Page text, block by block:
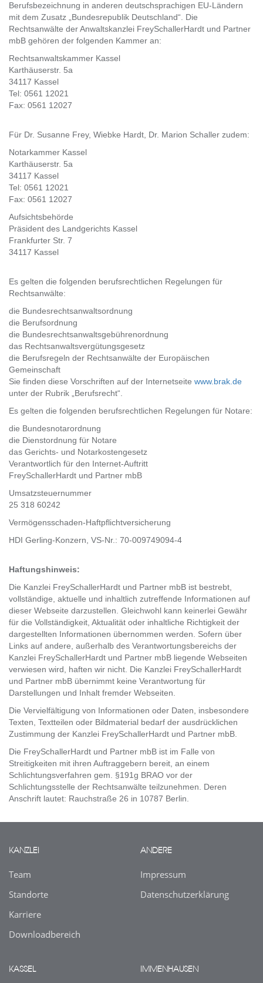
Berufsbezeichnung in anderen deutschsprachigen EU-Ländern
mit dem Zusatz „Bundesrepublik Deutschland“. Die
Rechtsanwälte der Anwaltskanzlei FreySchallerHardt und Partner
mbB gehören der folgenden Kammer an:
Rechtsanwaltskammer Kassel
Karthäuserstr. 5a
34117 Kassel
Tel: 0561 12021
Fax: 0561 12027
Für Dr. Susanne Frey, Wiebke Hardt, Dr. Marion Schaller zudem:
Notarkammer Kassel
Karthäuserstr. 5a
34117 Kassel
Tel: 0561 12021
Fax: 0561 12027
Aufsichtsbehörde
Präsident des Landgerichts Kassel
Frankfurter Str. 7
34117 Kassel
Es gelten die folgenden berufsrechtlichen Regelungen für
Rechtsanwälte:
die Bundesrechtsanwaltsordnung
die Berufsordnung
die Bundesrechtsanwaltsgebührenordnung
das Rechtsanwaltsvergütungsgesetz
die Berufsregeln der Rechtsanwälte der Europäischen
Gemeinschaft
Sie finden diese Vorschriften auf der Internetseite www.brak.de
unter der Rubrik „Berufsrecht“.
Es gelten die folgenden berufsrechtlichen Regelungen für Notare:
die Bundesnotarordnung
die Dienstordnung für Notare
das Gerichts- und Notarkostengesetz
Verantwortlich für den Internet-Auftritt
FreySchallerHardt und Partner mbB
Umsatzsteuernummer
25 318 60242
Vermögensschaden-Haftpflichtversicherung
HDI Gerling-Konzern, VS-Nr.: 70-009749094-4
Haftungshinweis:
Die Kanzlei FreySchallerHardt und Partner mbB ist bestrebt,
vollständige, aktuelle und inhaltlich zutreffende Informationen auf
dieser Webseite darzustellen. Gleichwohl kann keinerlei Gewähr
für die Vollständigkeit, Aktualität oder inhaltliche Richtigkeit der
dargestellten Informationen übernommen werden. Sofern über
Links auf andere, außerhalb des Verantwortungsbereichs der
Kanzlei FreySchallerHardt und Partner mbB liegende Webseiten
verwiesen wird, haften wir nicht. Die Kanzlei FreySchallerHardt
und Partner mbB übernimmt keine Verantwortung für
Darstellungen und Inhalt fremder Webseiten.
Die Vervielfältigung von Informationen oder Daten, insbesondere
Texten, Textteilen oder Bildmaterial bedarf der ausdrücklichen
Zustimmung der Kanzlei FreySchallerHardt und Partner mbB.
Die FreySchallerHardt und Partner mbB ist im Falle von
Streitigkeiten mit ihren Auftraggebern bereit, an einem
Schlichtungsverfahren gem. §191g BRAO vor der
Schlichtungsstelle der Rechtsanwälte teilzunehmen. Deren
Anschrift lautet: Rauchstraße 26 in 10787 Berlin.
KANZLEI
Team
Standorte
Karriere
Downloadbereich
ANDERE
Impressum
Datenschutz­erklärung
KASSEL IMMENHAUSEN